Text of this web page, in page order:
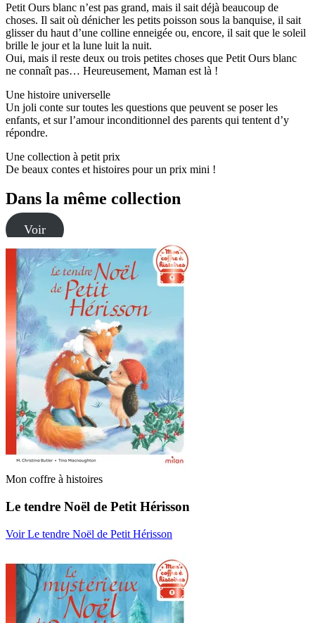
Petit Ours blanc n’est pas grand, mais il sait déjà beaucoup de
choses. Il sait où dénicher les petits poisson sous la banquise, il sait
glisser du haut d’une colline enneigée ou, encore, il sait que le soleil
brille le jour et la lune luit la nuit.
Oui, mais il reste deux ou trois petites choses que Petit Ours blanc
ne connaît pas… Heureusement, Maman est là !
Une histoire universelle
Un joli conte sur toutes les questions que peuvent se poser les
enfants, et sur l’amour inconditionnel des parents qui tentent d’y
répondre.
Une collection à petit prix
De beaux contes et histoires pour un prix mini !
Dans la même collection
Voir
Mon coffre à histoires
Le tendre Noël de Petit Hérisson
Voir Le tendre Noël de Petit Hérisson